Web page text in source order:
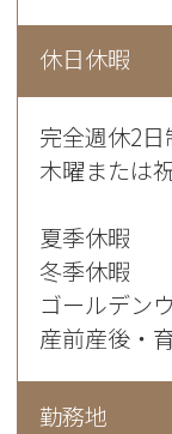
休日休暇
完全週休2日
木曜または
夏季休暇
冬季休暇
ゴールデン
産前産後・
勤務地